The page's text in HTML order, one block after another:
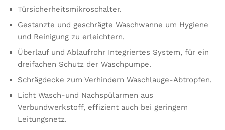
Türsicherheitsmikroschalter.
Gestanzte und geschrägte Waschwanne um Hygiene
und Reinigung zu erleichtern.
Überlauf und Ablaufrohr Integriertes System, für ein
dreifachen Schutz der Waschpumpe.
Schrägdecke zum Verhindern Waschlauge-Abtropfen.
Licht Wasch-und Nachspülarmen aus
Verbundwerkstoff, effizient auch bei geringem
Leitungsnetz.